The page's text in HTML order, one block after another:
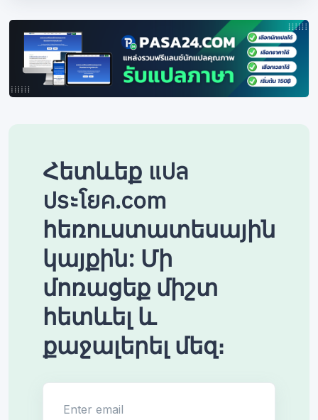
Հետևեք แปล
ประโยค.com
հեռուստատեսային
կայքին: Մի
մոռացեք միշտ
հետևել և
քաջալերել մեզ։